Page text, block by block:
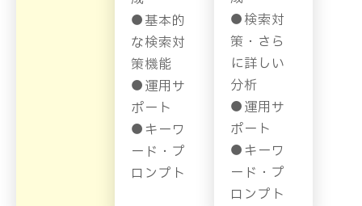
●基本的
な検索対
策機能
●運用サ
ポート
●キーワ
ード・プ
ロンプト
●検索対
策・さら
に詳しい
分析
●運用サ
ポート
●キーワ
ード・プ
ロンプト